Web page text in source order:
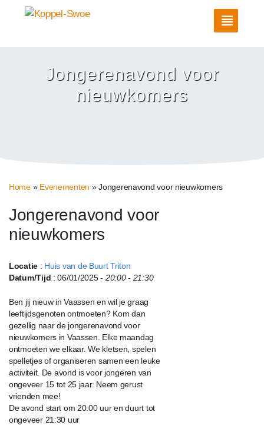
Jongerenavond voor
nieuwkomers
Home» Evenementen »Jongerenavond voor nieuwkomers
Jongerenavond voor
nieuwkomers
Locatie : Huis van de Buurt Triton
Datum/Tijd : 06/01/2025 - 20:00 - 21:30
Ben jij nieuw in Vaassen en wil je graag
leeftijdsgenoten ontmoeten? Kom dan
gezellig naar de jongerenavond voor
nieuwkomers in Vaassen. Elke maandag
ontmoeten we elkaar. We kletsen, spelen
spelletjes of organiseren samen een leuke
activiteit. De avond is voor jongeren van
ongeveer 15 tot 25 jaar. Neem gerust
vrienden mee!
De avond start om 20:00 uur en duurt tot
ongeveer 21:30 uur